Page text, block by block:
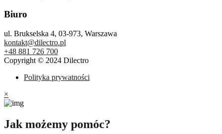
Biuro
ul. Brukselska 4, 03-973, Warszawa
kontakt@dilectro.pl
+48 881 726 700
Copyright © 2024 Dilectro
Polityka prywatności
×
Jak możemy pomóc?